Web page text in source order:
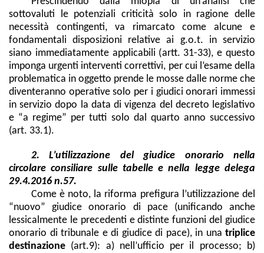
sottovaluti le potenziali criticità solo in ragione delle
necessità contingenti, va rimarcato come alcune e
fondamentali disposizioni relative ai g.o.t. in servizio
siano immediatamente applicabili (artt. 31-33), e questo
imponga urgenti interventi correttivi, per cui l’esame della
problematica in oggetto prende le mosse dalle norme che
diventeranno operative solo per i giudici onorari immessi
in servizio dopo la data di vigenza del decreto legislativo
e “a regime” per tutti solo dal quarto anno successivo
(art. 33.1).
2. L’utilizzazione del giudice onorario nella
circolare consiliare sulle tabelle e nella legge delega
29.4.2016 n.57.
Come è noto, la riforma prefigura l’utilizzazione del
“nuovo” giudice onorario di pace (unificando anche
lessicalmente le precedenti e distinte funzioni del giudice
onorario di tribunale e di giudice di pace), in una triplice
destinazione (art.9): a) nell’ufficio per il processo; b)